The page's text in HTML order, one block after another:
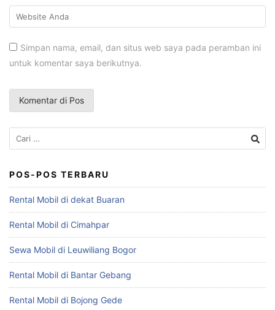
Simpan nama, email, dan situs web saya pada peramban ini
untuk komentar saya berikutnya.
Cari
untuk:
POS-POS TERBARU
Rental Mobil di dekat Buaran
Rental Mobil di Cimahpar
Sewa Mobil di Leuwiliang Bogor
Rental Mobil di Bantar Gebang
Rental Mobil di Bojong Gede